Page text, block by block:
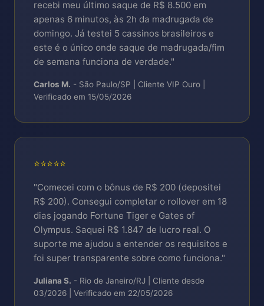
(Galaxy S7+), Xiaomi (Redmi Note 7+),
Motorola (Moto G6+), LG, Asus, iPhones
todos modelos 6s+
iOS "não é possível instalar":Ajustes >
Geral > Gerenciamento Dispositivo >
Confiar em "xsbet"
Android "instalação bloqueada":
desconhecidas (apenas APK)
em português resolve em média 4min 47s |
recebi meu último saque de R$ 8.500 em
apenas 6 minutos, às 2h da madrugada de
domingo. Já testei 5 cassinos brasileiros e
este é o único onde saque de madrugada/fim
de semana funciona de verdade."
Carlos M. - São Paulo/SP | Cliente VIP Ouro |
Verificado em 15/05/2026
⭐⭐⭐⭐⭐
"Comecei com o bônus de R$ 200 (depositei
R$ 200). Consegui completar o rollover em 18
dias jogando Fortune Tiger e Gates of
Olympus. Saquei R$ 1.847 de lucro real. O
suporte me ajudou a entender os requisitos e
foi super transparente sobre como funciona."
Juliana S. - Rio de Janeiro/RJ | Cliente desde
03/2026 | Verificado em 22/05/2026